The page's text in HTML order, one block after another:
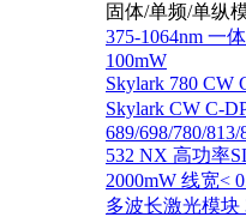
固体/单频/单纵
375-1064nm 一
100mW
Skylark 780 CW
Skylark CW C-
689/698/780/
532 NX 高功率
2000mW 线宽<
多波长激光模块